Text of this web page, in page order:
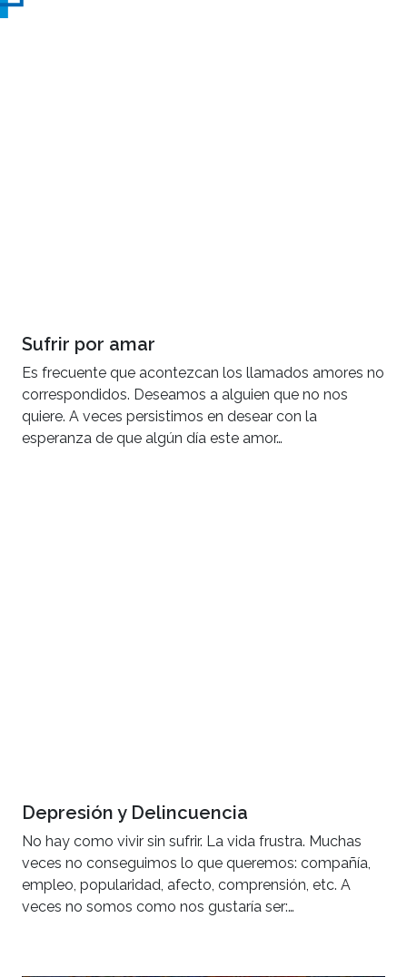
Sufrir por amar
Es frecuente que acontezcan los llamados amores no
correspondidos. Deseamos a alguien que no nos
quiere. A veces persistimos en desear con la
esperanza de que algún día este amor…
Depresión y Delincuencia
No hay como vivir sin sufrir. La vida frustra. Muchas
veces no conseguimos lo que queremos: compañía,
empleo, popularidad, afecto, comprensión, etc. A
veces no somos como nos gustaría ser:…